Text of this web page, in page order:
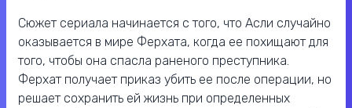
Сюжет сериала начинается с того, что Асли случайно
оказывается в мире Ферхата, когда ее похищают для
того, чтобы она спасла раненого преступника.
Ферхат получает приказ убить ее после операции, но
решает сохранить ей жизнь при определенных